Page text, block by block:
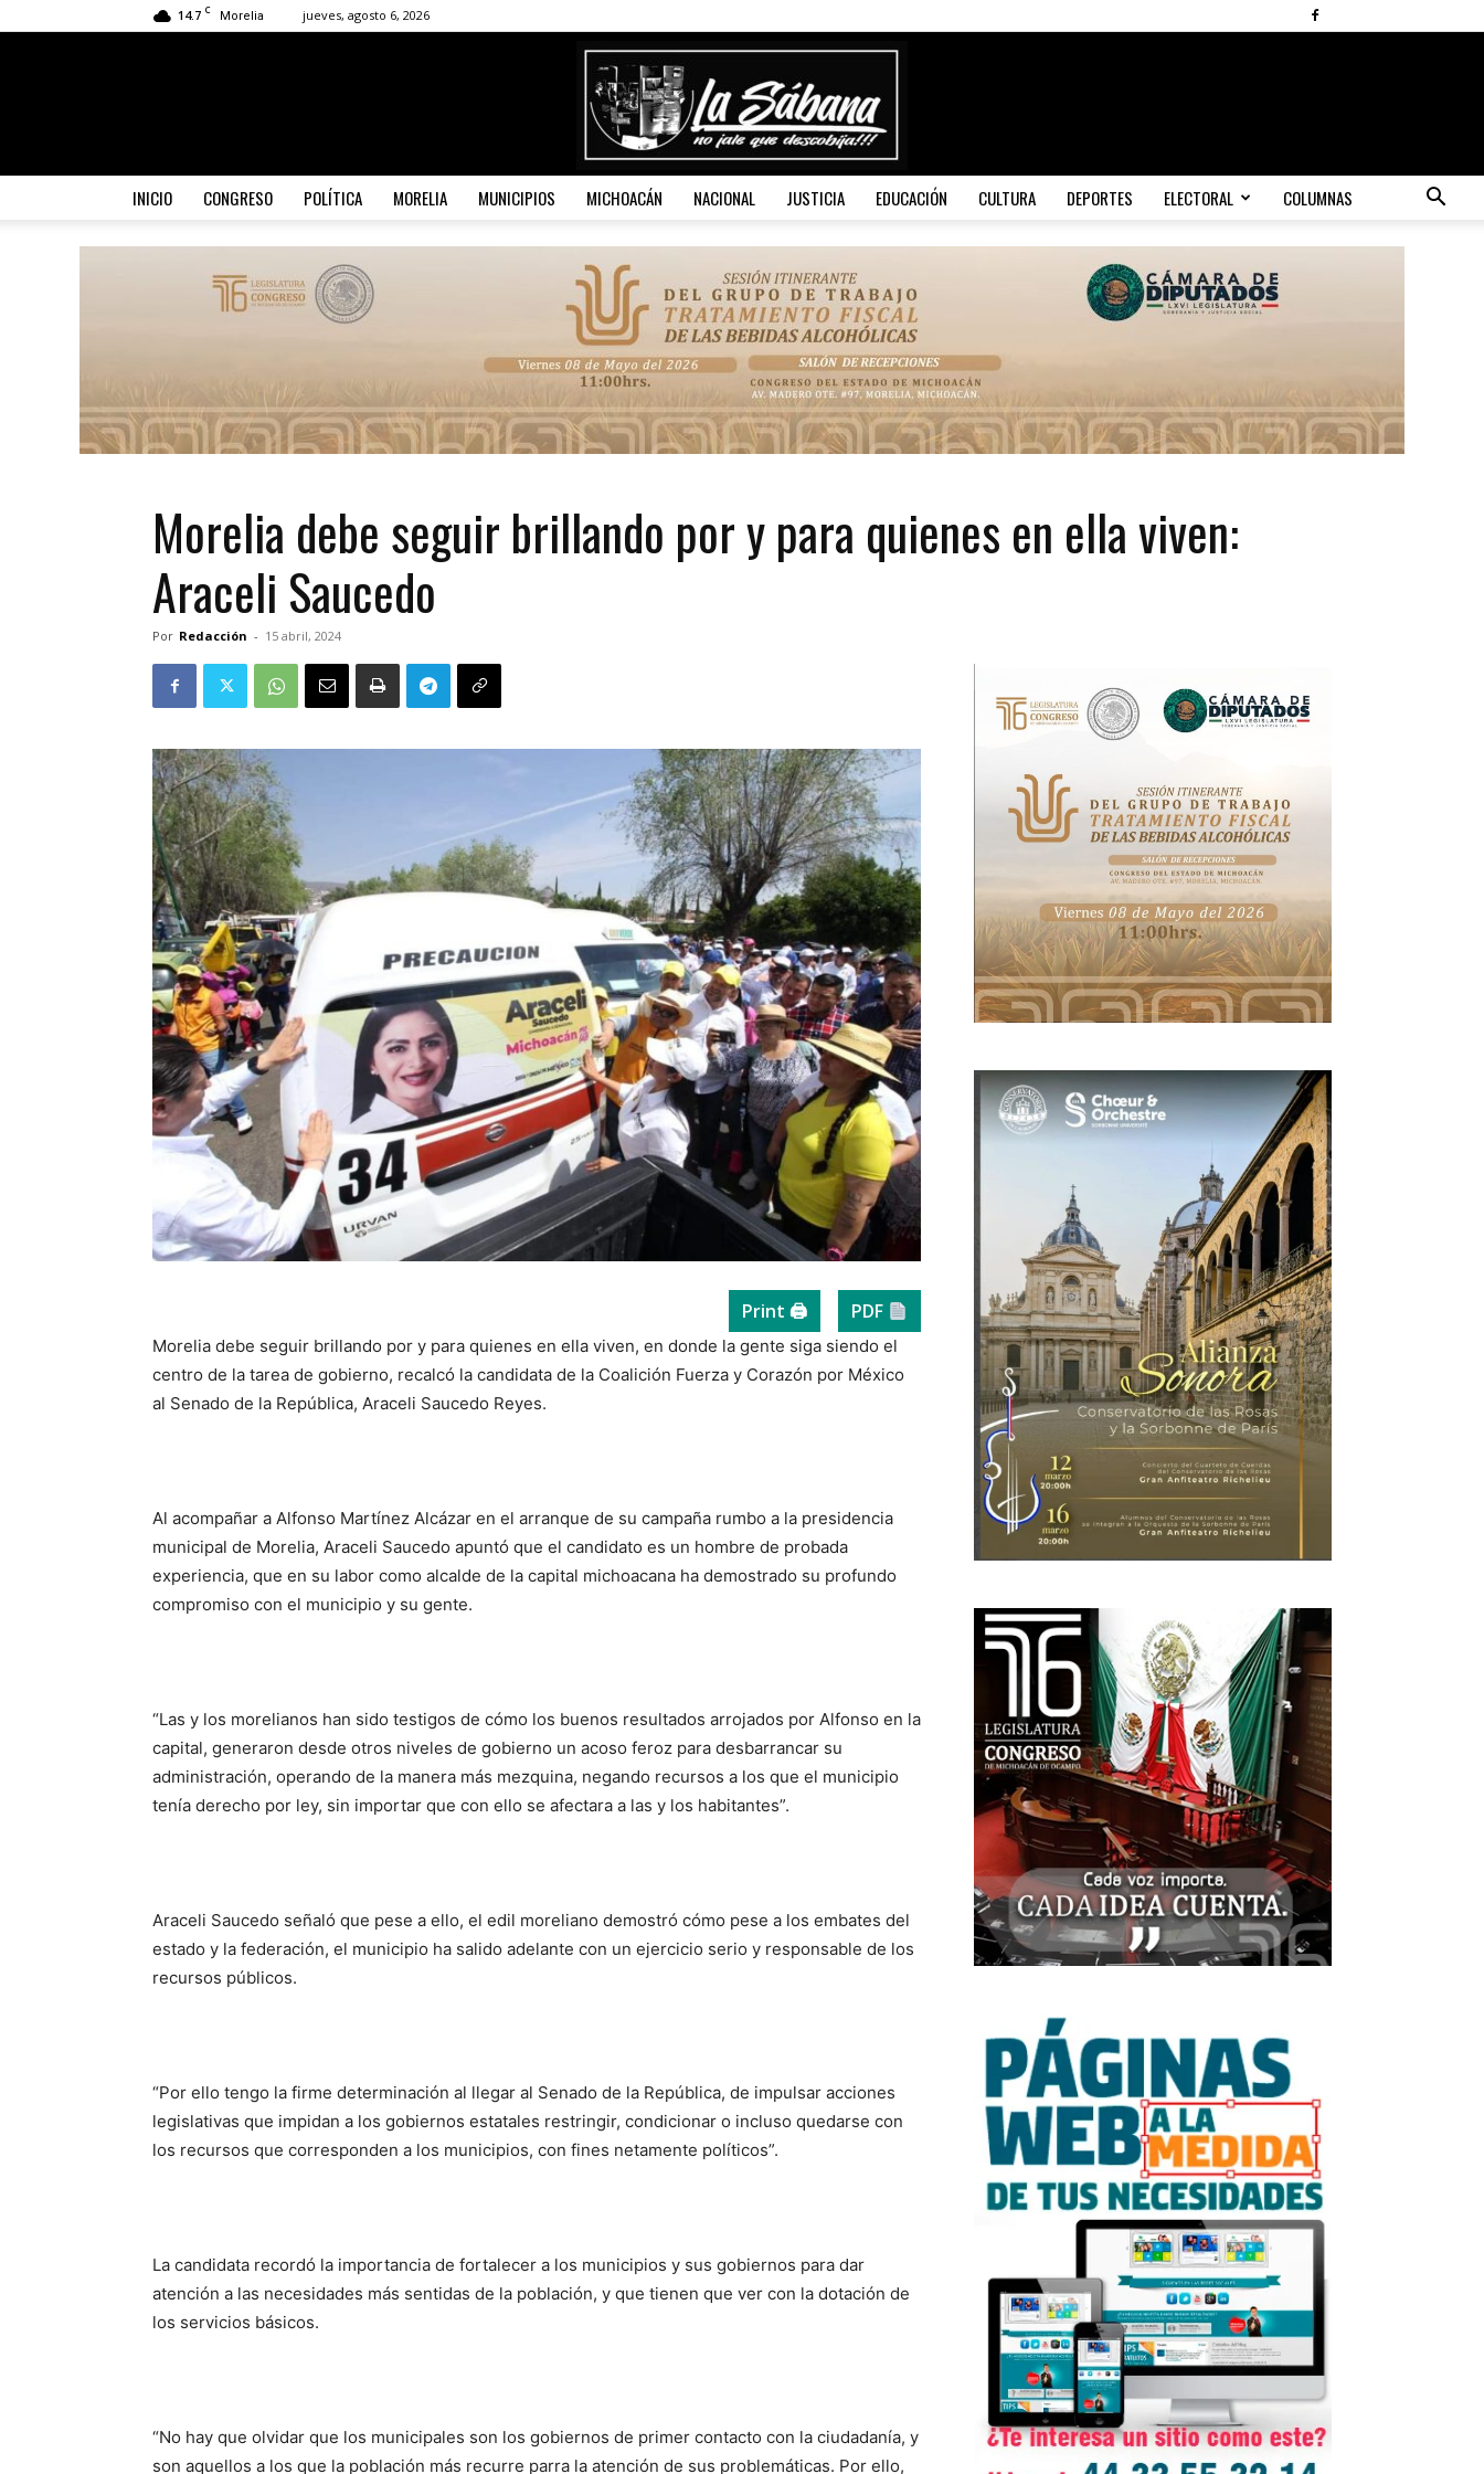
14.7 C Morelia jueves, agosto 6, 2026
Sábana
INICIO CONGRESO POLÍTICA MORELIA MUNICIPIOS MICHOACÁN NACIONAL JUSTICIA EDUCACIÓN CULTURA DEPORTES ELECTORAL COLUMNAS
Morelia debe seguir brillando por y para quienes en ella viven:
Araceli Saucedo
Por Redacción - 15 abril, 2024
Print 🖨 PDF
Morelia debe seguir brillando por y para quienes en ella viven, en donde la gente siga siendo el
centro de la tarea de gobierno, recalcó la candidata de la Coalición Fuerza y Corazón por México
al Senado de la República, Araceli Saucedo Reyes.
Al acompañar a Alfonso Martínez Alcázar en el arranque de su campaña rumbo a la presidencia
municipal de Morelia, Araceli Saucedo apuntó que el candidato es un hombre de probada
experiencia, que en su labor como alcalde de la capital michoacana ha demostrado su profundo
compromiso con el municipio y su gente.
“Las y los morelianos han sido testigos de cómo los buenos resultados arrojados por Alfonso en la
capital, generaron desde otros niveles de gobierno un acoso feroz para desbarrancar su
administración, operando de la manera más mezquina, negando recursos a los que el municipio
tenía derecho por ley, sin importar que con ello se afectara a las y los habitantes”.
Araceli Saucedo señaló que pese a ello, el edil moreliano demostró cómo pese a los embates del
estado y la federación, el municipio ha salido adelante con un ejercicio serio y responsable de los
recursos públicos.
“Por ello tengo la firme determinación al llegar al Senado de la República, de impulsar acciones
legislativas que impidan a los gobiernos estatales restringir, condicionar o incluso quedarse con
los recursos que corresponden a los municipios, con fines netamente políticos”.
La candidata recordó la importancia de fortalecer a los municipios y sus gobiernos para dar
atención a las necesidades más sentidas de la población, y que tienen que ver con la dotación de
los servicios básicos.
“No hay que olvidar que los municipales son los gobiernos de primer contacto con la ciudadanía, y
son aquellos a los que la población más recurre parra la atención de sus problemáticas. Por ello,